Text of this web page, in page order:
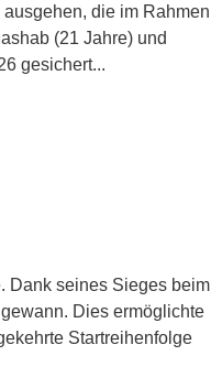
die im Rahmen
(21 Jahre) und
gesichert...
Dank seines Sieges beim
Dies ermöglichte
Startreihenfolge